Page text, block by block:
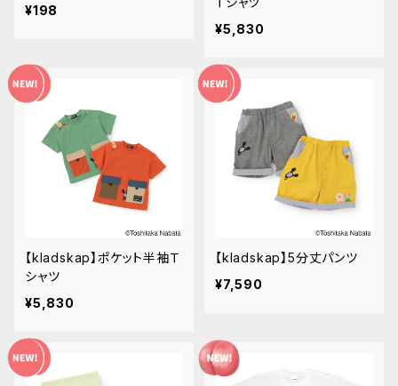
¥198
¥5,830
【kladskap】ポケット半袖Ｔ
シャツ
¥5,830
【kladskap】5分丈パンツ
¥7,590